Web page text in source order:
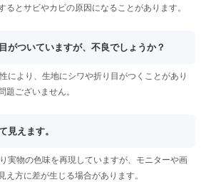
るとサビやカビの原因になることがあります。
がついていますが、不良でしょうか？
により、生地にシワや折り目がつくことがあり
題ございません。
見えます。
実物の色味を再現していますが、モニターや画
え方に差が生じる場合があります。